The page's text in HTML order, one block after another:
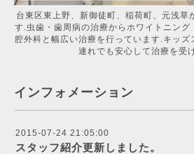
台東区東上野、新御徒町、稲荷町、元浅草
す.虫歯・歯周病の治療からホワイトニング
腔外科と幅広い治療を行っています.キッズ
連れでも安心して治療を受
インフォメーション
2015-07-24 21:05:00
スタッフ紹介更新しました。